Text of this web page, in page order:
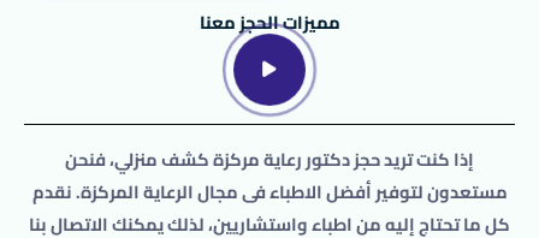
مميزات الحجز معنا
إذا كنت تريد حجز دكتور رعاية مركزة كشف منزلي، فنحن
مستعدون لتوفير أفضل الاطباء فى مجال الرعاية المركزة. نقدم
كل ما تحتاج إليه من اطباء واستشاريين، لذلك يمكنك الاتصال بنا